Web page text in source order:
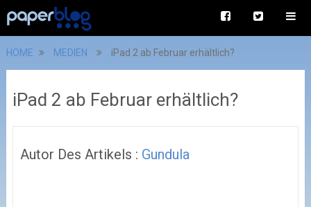
HOME MEDIEN iPad 2 ab Februar erhältlich?
iPad 2 ab Februar erhältlich?
Autor Des Artikels : Gundula